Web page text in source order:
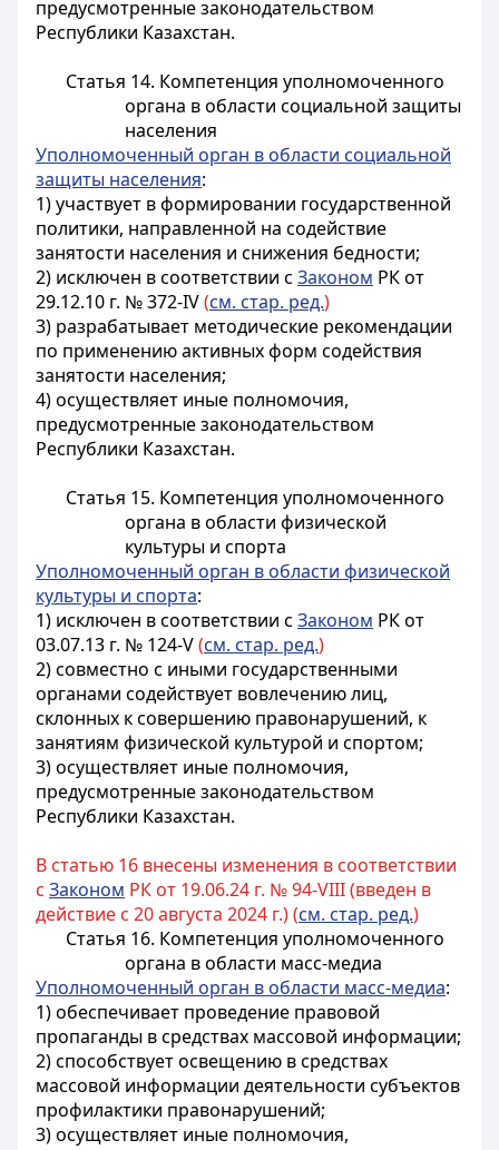
предусмотренные законодательством
Республики Казахстан.
Статья 14. Компетенция уполномоченного
органа в области социальной защиты
населения
Уполномоченный орган в области социальной
защиты населения:
1) участвует в формировании государственной
политики, направленной на содействие
занятости населения и снижения бедности;
2) исключен в соответствии с Законом РК от
29.12.10 г. № 372-IV(см. стар. ред.)
3) разрабатывает методические рекомендации
по применению активных форм содействия
занятости населения;
4) осуществляет иные полномочия,
предусмотренные законодательством
Республики Казахстан.
Статья 15. Компетенция уполномоченного
органа в области физической
культуры и спорта
Уполномоченный орган в области физической
культуры и спорта:
1) исключен в соответствии с Законом РК от
03.07.13 г. № 124-V(см. стар. ред.)
2) совместно с иными государственными
органами содействует вовлечению лиц,
склонных к совершению правонарушений, к
занятиям физической культурой и спортом;
3) осуществляет иные полномочия,
предусмотренные законодательством
Республики Казахстан.
В статью 16 внесены изменения в соответствии
с Законом РК от 19.06.24 г. № 94-VIII (введен в
действие с 20 августа 2024 г.) (см. стар. ред.)
Статья 16. Компетенция уполномоченного
органа в области масс-медиа
Уполномоченный орган в области масс-медиа:
1) обеспечивает проведение правовой
пропаганды в средствах массовой информации;
2) способствует освещению в средствах
массовой информации деятельности субъектов
профилактики правонарушений;
3) осуществляет иные полномочия,